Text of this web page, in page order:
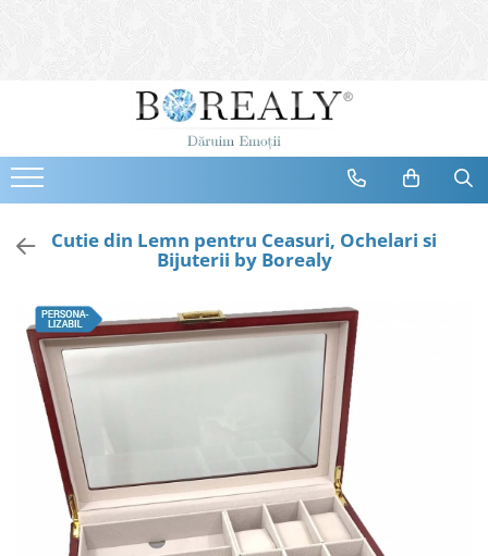
Bijuterii
Cercei
Bratari
Coliere
Tiare
Destinatari
Bijuterii Femei
Bijuterii Copii
Bijuterii Mirese
Selectii
Reduceri
Cele mai noi
Cutie din Lemn pentru Ceasuri, Ochelari si
Bijuterii by Borealy